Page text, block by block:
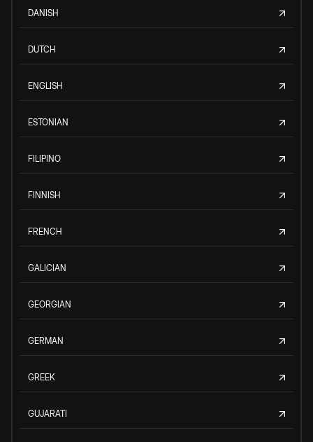
DANISH
DUTCH
ENGLISH
ESTONIAN
FILIPINO
FINNISH
FRENCH
GALICIAN
GEORGIAN
GERMAN
GREEK
GUJARATI